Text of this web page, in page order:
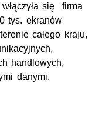
się firma
tys. ekranów
całego kraju,
handlowych,
danymi.